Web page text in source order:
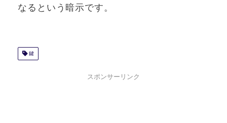
なるという暗示です。
鍵
スポンサーリンク